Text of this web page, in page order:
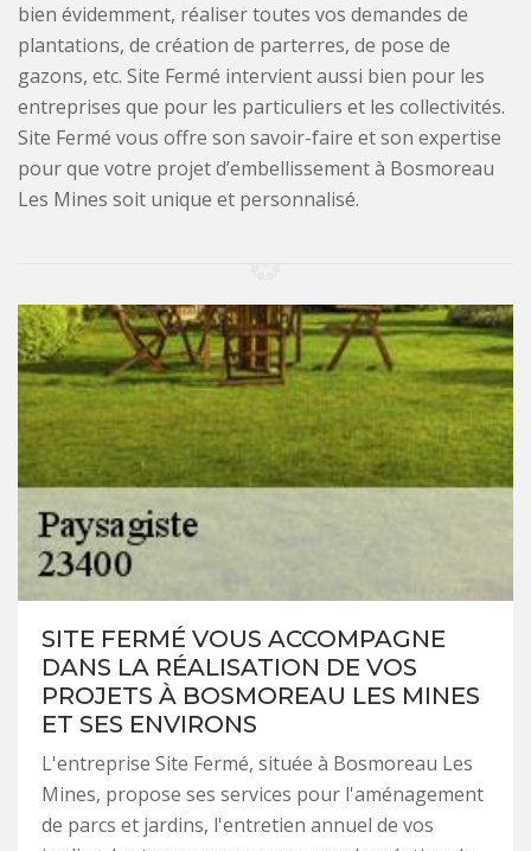
bien évidemment, réaliser toutes vos demandes de
plantations, de création de parterres, de pose de
gazons, etc. Site Fermé intervient aussi bien pour les
entreprises que pour les particuliers et les collectivités.
Site Fermé vous offre son savoir-faire et son expertise
pour que votre projet d’embellissement à Bosmoreau
Les Mines soit unique et personnalisé.
SITE FERMÉ VOUS ACCOMPAGNE
DANS LA RÉALISATION DE VOS
PROJETS À BOSMOREAU LES MINES
ET SES ENVIRONS
L'entreprise Site Fermé, située à Bosmoreau Les
Mines, propose ses services pour l'aménagement
de parcs et jardins, l'entretien annuel de vos